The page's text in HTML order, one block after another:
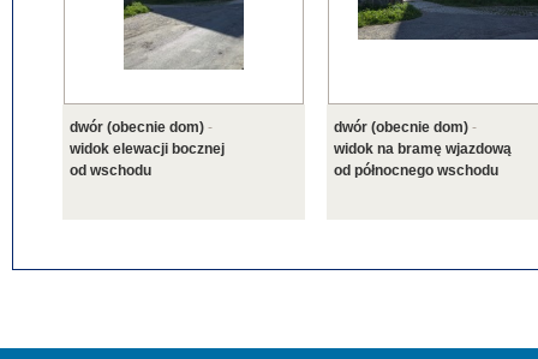
dwór (obecnie dom) -
widok elewacji bocznej
od wschodu
dwór (obecnie dom) -
widok na bramę wjazdową
od północnego wschodu